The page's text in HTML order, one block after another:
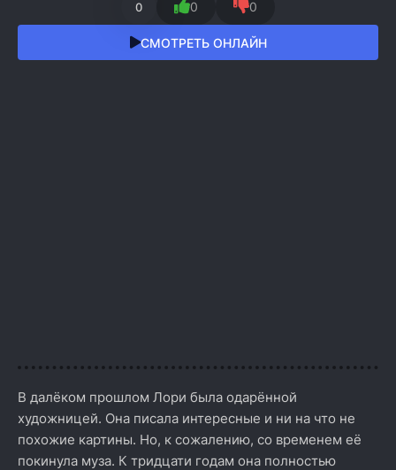
0 0 0
СМОТРЕТЬ ОНЛАЙН
В далёком прошлом Лори была одарённой
художницей. Она писала интересные и ни на что не
похожие картины. Но, к сожалению, со временем её
покинула муза. К тридцати годам она полностью